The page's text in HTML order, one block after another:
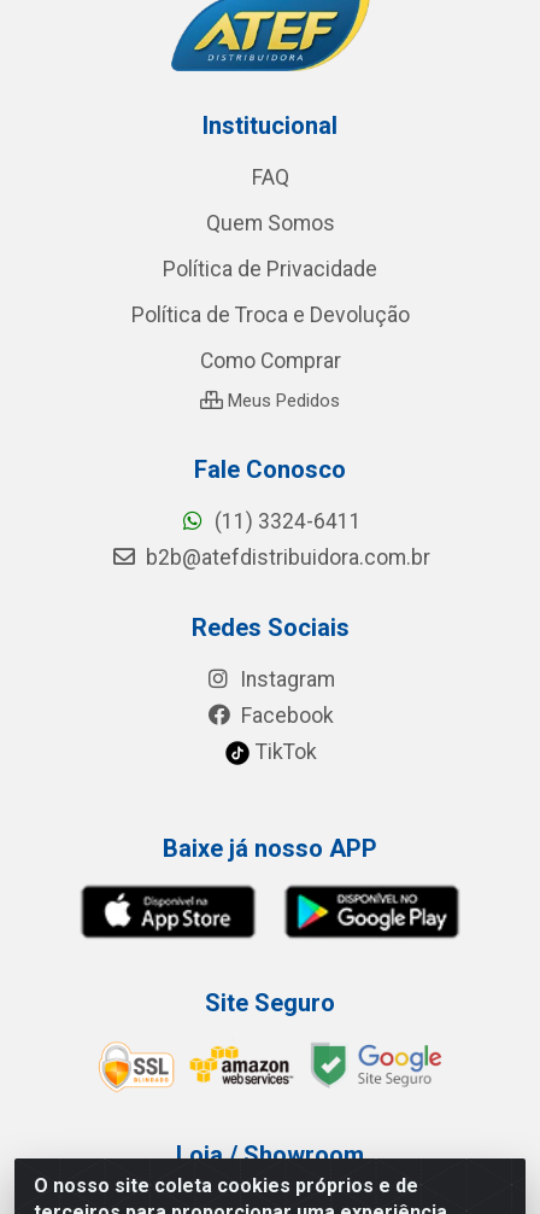
O nosso site coleta cookies próprios e de
Institucional
FAQ
Quem Somos
Política de Privacidade
Política de Troca e Devolução
Como Comprar
Meus Pedidos
Fale Conosco
(11) 3324-6411
b2b@atefdistribuidora.com.br
Redes Sociais
Instagram
Facebook
TikTok
Baixe já nosso APP
Site Seguro
Loja / Showroom
Tel.: (11) 3227-0546